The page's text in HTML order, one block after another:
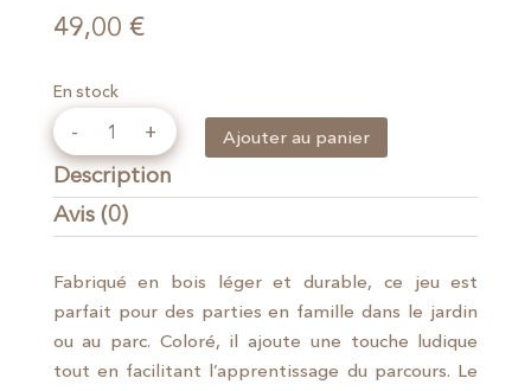
49,00 €
En stock
quantité
de
Jeu
de
croquet
Ajouter au panier
Description
Avis (0)
Fabriqué en bois léger et durable, ce jeu est
parfait pour des parties en famille dans le jardin
ou au parc. Coloré, il ajoute une touche ludique
tout en facilitant l’apprentissage du parcours. Le